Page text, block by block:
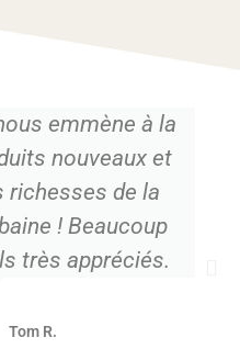
emmène à la
nouveaux et
richesses de la
! Beaucoup
très appréciés.
Tom R.